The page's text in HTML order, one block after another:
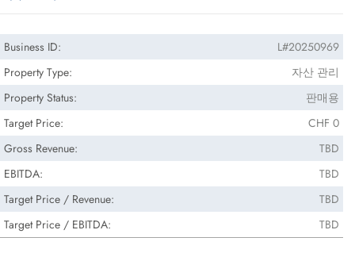
Business ID:
L#20250969
Property Type:
자산 관리
Property Status:
판매용
Target Price:
CHF 0
Gross Revenue:
TBD
EBITDA:
TBD
Target Price / Revenue:
TBD
Target Price / EBITDA:
TBD